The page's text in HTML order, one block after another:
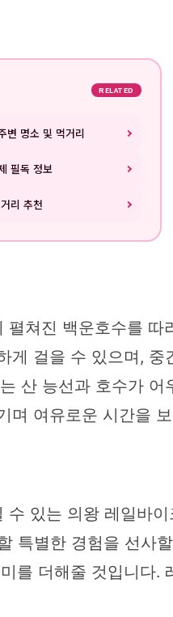
RELATED
변 명소 및 먹거리
필독 정보
리 추천
펼쳐진 백운호수를 따
걸을 수 있으며, 중
산 능선과 호수가
며 여유로운 시간을
있는 의왕 레일바
특별한 경험을 선사
를 더해줄 것입니다.